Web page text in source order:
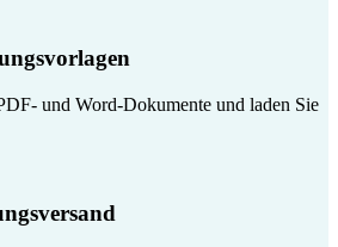
und Word-Dokumente und laden Sie